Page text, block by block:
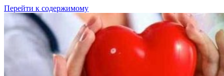
Перейти к содержимому